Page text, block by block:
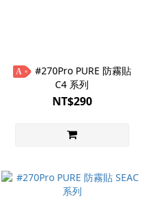
A
C4 系列
NT$290